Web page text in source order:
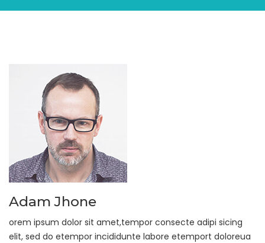
Adam Jhone
orem ipsum dolor sit amet,tempor consecte adipi sicing
elit, sed do etempor incididunte labore etemport doloreua